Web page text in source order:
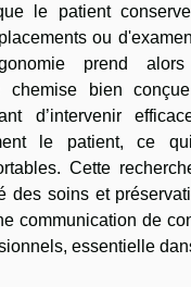
le patient
ou
prend
chemise bien
d’intervenir
le patient, ce
Cette
des soins et
communication de
essentielle